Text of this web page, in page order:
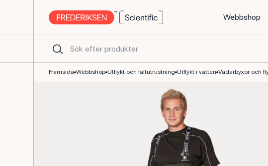
Webbshop
Framsida Webbshop Utflykt och fältutrustning Utflykt i vatten Vadarbyxor och